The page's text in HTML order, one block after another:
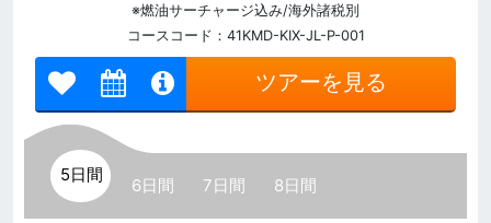
※燃油サーチャージ込み/海外諸税別
コースコード：41KMD-KIX-JL-P-001
ツアーを見る
5日間
6日間 7日間 8日間